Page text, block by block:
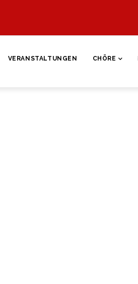
VERANSTALTUNGEN CHÖRE